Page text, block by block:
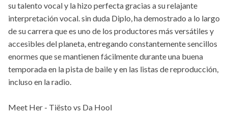
su talento vocal y la hizo perfecta gracias a su relajante
interpretación vocal. sin duda Diplo, ha demostrado a lo largo
de su carrera que es uno de los productores más versátiles y
accesibles del planeta, entregando constantemente sencillos
enormes que se mantienen fácilmente durante una buena
temporada en la pista de baile y en las listas de reproducción,
incluso en la radio.
Meet Her - Tiësto vs Da Hool